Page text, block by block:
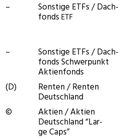
– Sons­ti­ge ETFs / Dach­
fonds ETF
– Sons­ti­ge ETFs / Dach­
fonds Schwer­punkt
Aktienfonds
(D) Ren­ten / Ren­ten
Deutschland
© Akti­en / Akti­en
Deutsch­land “Lar­
ge Caps”